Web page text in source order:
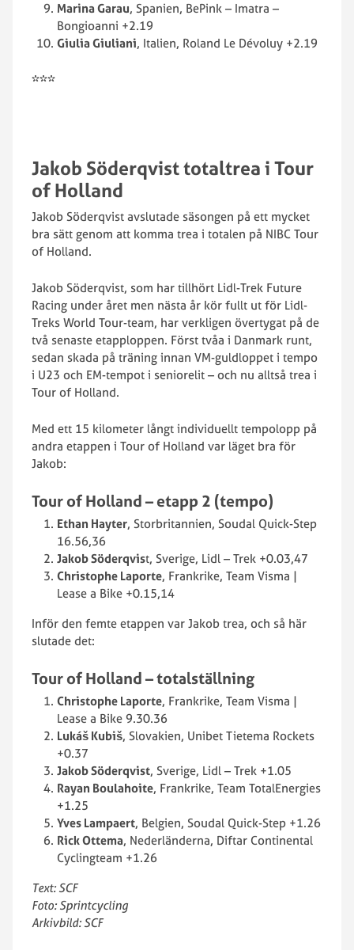
Marina Garau, Spanien, BePink – Imatra –
Bongioanni +2.19
Giulia Giuliani, Italien, Roland Le Dévoluy +2.19
***
Jakob Söderqvist totaltrea i Tour
of Holland
Jakob Söderqvist avslutade säsongen på ett mycket
bra sätt genom att komma trea i totalen på NIBC Tour
of Holland.
Jakob Söderqvist, som har tillhört Lidl-Trek Future
Racing under året men nästa år kör fullt ut för Lidl-
Treks World Tour-team, har verkligen övertygat på de
två senaste etapploppen. Först tvåa i Danmark runt,
sedan skada på träning innan VM-guldloppet i tempo
i U23 och EM-tempot i seniorelit – och nu alltså trea i
Tour of Holland.
Med ett 15 kilometer långt individuellt tempolopp på
andra etappen i Tour of Holland var läget bra för
Jakob:
Tour of Holland – etapp 2 (tempo)
Ethan Hayter, Storbritannien, Soudal Quick-Step
16.56,36
Jakob Söderqvist, Sverige, Lidl – Trek +0.03,47
Christophe Laporte, Frankrike, Team Visma |
Lease a Bike +0.15,14
Inför den femte etappen var Jakob trea, och så här
slutade det:
Tour of Holland – totalställning
Christophe Laporte, Frankrike, Team Visma |
Lease a Bike 9.30.36
Lukáš Kubiš, Slovakien, Unibet Tietema Rockets
+0.37
Jakob Söderqvist, Sverige, Lidl – Trek +1.05
Rayan Boulahoite, Frankrike, Team TotalEnergies
+1.25
Yves Lampaert, Belgien, Soudal Quick-Step +1.26
Rick Ottema, Nederländerna, Diftar Continental
Cyclingteam +1.26
Text: SCF
Foto: Sprintcycling
Arkivbild: SCF